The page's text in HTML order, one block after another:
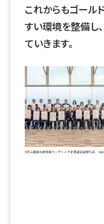
これからもゴール
すい環境を整備し
ていきます。